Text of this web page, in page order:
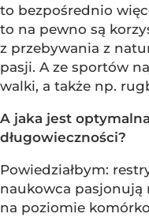
to bezpośrednio
to na pewno są
z przebywania z
pasji. A ze sportów
walki, a także np.
A jaka jest
długowieczności?
Powiedziałbym:
naukowca pasjonują
na poziomie